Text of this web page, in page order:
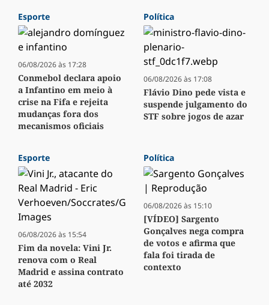
Esporte
06/08/2026 às 17:28
Conmebol declara apoio
a Infantino em meio à
crise na Fifa e rejeita
mudanças fora dos
mecanismos oficiais
Política
06/08/2026 às 17:08
Flávio Dino pede vista e
suspende julgamento do
STF sobre jogos de azar
Esporte
06/08/2026 às 15:54
Fim da novela: Vini Jr.
renova com o Real
Madrid e assina contrato
até 2032
Política
06/08/2026 às 15:10
[VÍDEO] Sargento
Gonçalves nega compra
de votos e afirma que
fala foi tirada de
contexto